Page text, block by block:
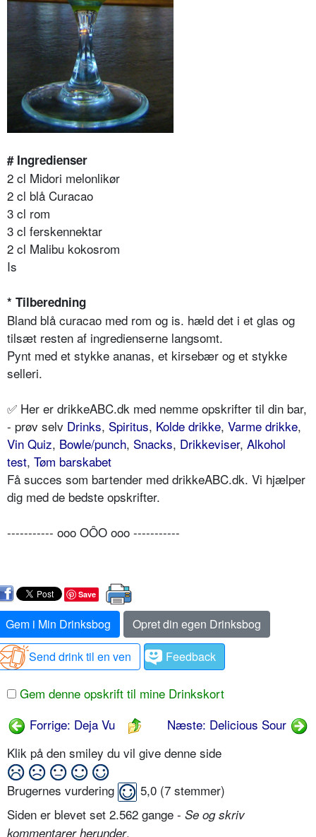
# Ingredienser
2 cl Midori melonlikør
2 cl blå Curacao
3 cl rom
3 cl ferskennektar
2 cl Malibu kokosrom
Is
* Tilberedning
Bland blå curacao med rom og is. hæld det i et glas og
tilsæt resten af ​​ingredienserne langsomt.
Pynt med et stykke ananas, et kirsebær og et stykke
selleri.
✅ Her er drikkeABC.dk med nemme opskrifter til din bar,
- prøv selv Drinks, Spiritus, Kolde drikke, Varme drikke,
Vin Quiz, Bowle/punch, Snacks, Drikkeviser, Alkohol
test, Tøm barskabet
Få succes som bartender med drikkeABC.dk. Vi hjælper
dig med de bedste opskrifter.
----------- ooo OÔO ooo -----------
Save
Gem i Min Drinksbog
Opret din egen Drinksbog
Send drink til en ven
Feedback
Gem denne opskrift til mine Drinkskort
Forrige: Deja Vu
Næste: Delicious Sour
Klik på den smiley du vil give denne side
Brugernes vurdering 5,0 (7 stemmer)
Siden er blevet set 2.562 gange - Se og skriv
kommentarer herunder.